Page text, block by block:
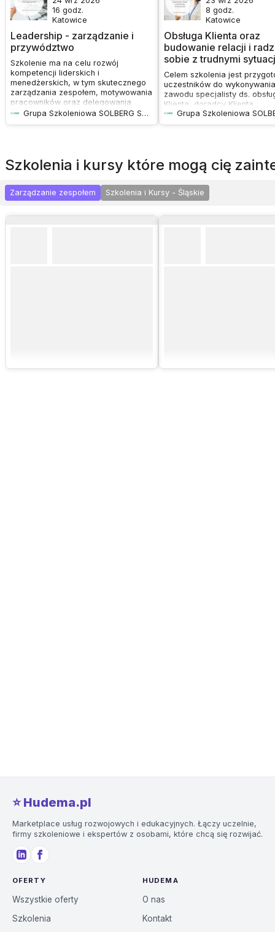
Leadership - zarządzanie i
przywództwo
16 godz.
Katowice
Szkolenie ma na celu rozwój
kompetencji liderskich i
menedżerskich, w tym skutecznego
zarządzania zespołem, motywowania
pracowników oraz delegowania
zadań. Uczestnicy poznają
pracowników.
Grupa Szkoleniowa SOLBERG Sp. z o.o.
Obsługa Klienta oraz
budowanie relacji i
sobie z trudnymi
8 godz.
Katowice
Celem szkolenia jest
uczestników do wykonywania
zawodu specjalisty ds.
Klienta, doradcy Klienta,
recepcjonisty, sekretarki,
przedstawiciela handlowego,
które już takie funkcje
poprzez przekazanie
dotyczących zasad i
skutecznej obsługi Klienta.
szkolenia i kursy które mogą cię
Zarządzanie zespołem Szkolenia i Kursy - Śląskie
⭐️ Hudema.pl
Marketplace usług rozwojowych i edukacyjnych. Łączy uczelnie,
firmy szkoleniowe i ekspertów z osobami, które chcą się rozwijać.
OFERTY
Wszystkie oferty
Szkolenia
HUDEMA
O nas
Kontakt